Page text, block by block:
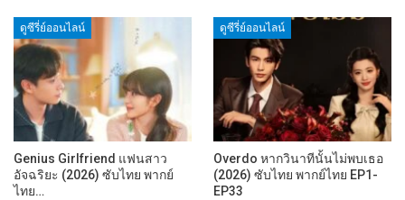
ดูซีรี่ย์ออนไลน์
Genius Girlfriend แฟนสาว
อัจฉริยะ (2026) ซับไทย พากย์
ไทย…
ดูซีรี่ย์ออนไลน์
Overdo หากวินาทีนั้นไม่พบเธอ
(2026) ซับไทย พากย์ไทย EP1-
EP33